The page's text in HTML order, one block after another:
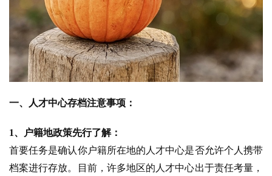
一、人才中心存档注意事项：
1、户籍地政策先行了解：
首要任务是确认你户籍所在地的人才中心是否允许个人携带
档案进行存放。目前，许多地区的人才中心出于责任考量，